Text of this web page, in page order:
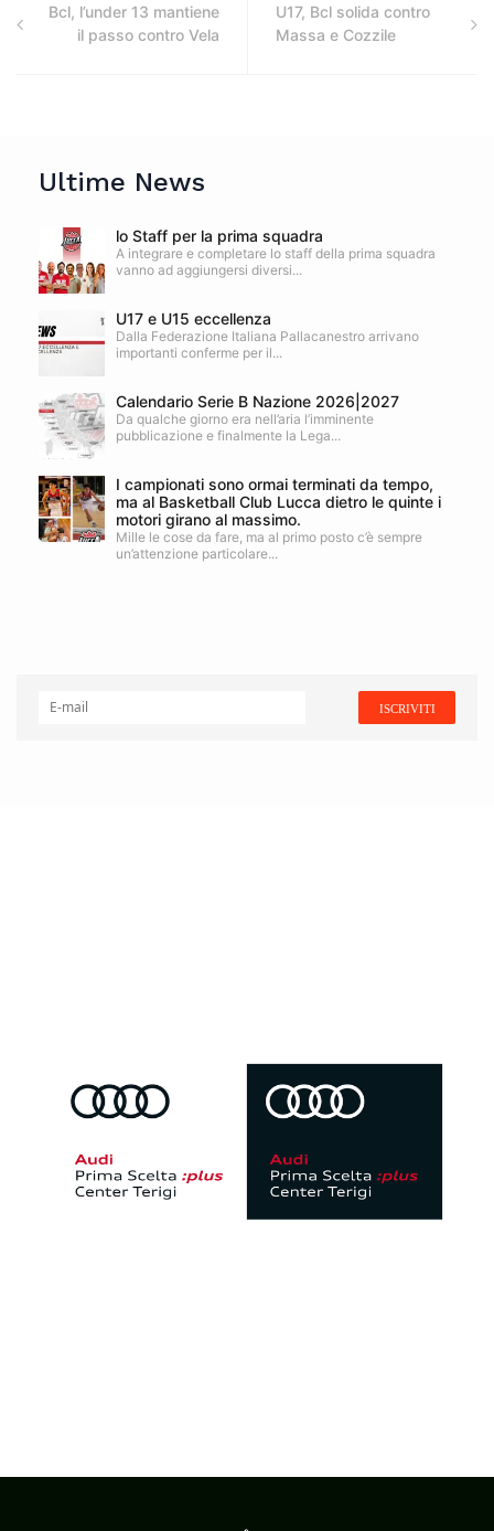
Bcl, l’under 13 mantiene
il passo contro Vela
U17, Bcl solida contro
Massa e Cozzile
Ultime News
lo Staff per la prima squadra
A integrare e completare lo staff della prima squadra
vanno ad aggiungersi diversi...
U17 e U15 eccellenza
Dalla Federazione Italiana Pallacanestro arrivano
importanti conferme per il...
Calendario Serie B Nazione 2026|2027
Da qualche giorno era nell’aria l’imminente
pubblicazione e finalmente la Lega...
I campionati sono ormai terminati da tempo,
ma al Basketball Club Lucca dietro le quinte i
motori girano al massimo.
Mille le cose da fare, ma al primo posto c’è sempre
un’attenzione particolare...